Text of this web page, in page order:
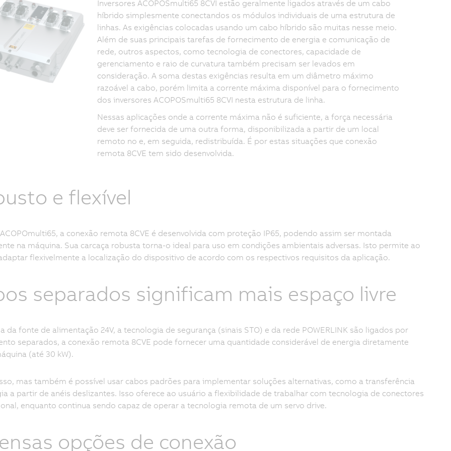
Inversores ACOPOSmulti65 8CVI estão geralmente ligados através de um cabo
híbrido simplesmente conectandos os módulos individuais de uma estrutura de
linhas. As exigências colocadas usando um cabo híbrido são muitas nesse meio.
Além de suas principais tarefas de fornecimento de energia e comunicação de
rede, outros aspectos, como tecnologia de conectores, capacidade de
gerenciamento e raio de curvatura também precisam ser levados em
consideração. A soma destas exigências resulta em um diâmetro máximo
razoável a cabo, porém limita a corrente máxima disponível para o fornecimento
dos inversores ACOPOSmulti65 8CVI nesta estrutura de linha.
Nessas aplicações onde a corrente máxima não é suficiente, a força necessária
deve ser fornecida de uma outra forma, disponibilizada a partir de um local
remoto no e, em seguida, redistribuída. É por estas situações que conexão
remota 8CVE tem sido desenvolvida.
e flexível
a conexão remota 8CVE é desenvolvida com proteção IP65, podendo assim ser montada
na máquina. Sua carcaça robusta torna-o ideal para uso em condições ambientais adversas. Isto permite ao
flexivelmente a localização do dispositivo de acordo com os respectivos requisitos da aplicação.
separados significam mais espaço livre
da fonte de alimentação 24V, a tecnologia de segurança (sinais STO) e da rede POWERLINK são ligados por
separados, a conexão remota 8CVE pode fornecer uma quantidade considerável de energia diretamente
(até 30 kW).
mas também é possível usar cabos padrões para implementar soluções alternativas, como a transferência
a partir de anéis deslizantes. Isso oferece ao usuário a flexibilidade de trabalhar com tecnologia de conectores
enquanto continua sendo capaz de operar a tecnologia remota de um servo drive.
opções de conexão